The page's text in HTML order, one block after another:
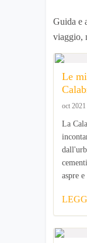
Guida e
viaggio,
Le
oct 2021
La
aspre e